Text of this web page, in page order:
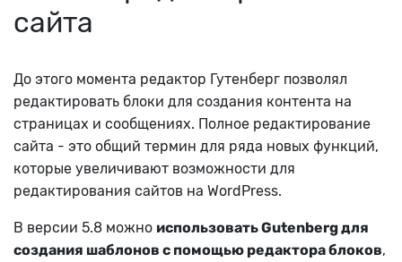
сайта
До этого момента редактор Гутенберг позволял
редактировать блоки для создания контента на
страницах и сообщениях. Полное редактирование
сайта - это общий термин для ряда новых функций,
которые увеличивают возможности для
редактирования сайтов на WordPress.
В версии 5.8 можно использовать Gutenberg для
создания шаблонов с помощью редактора блоков,